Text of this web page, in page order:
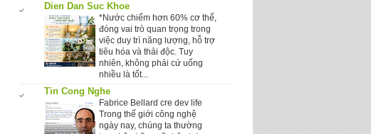
Dien Dan Suc Khoe
*Nước chiếm hơn 60% cơ thể,
đóng vai trò quan trọng trong
việc duy trì năng lượng, hỗ trợ
tiêu hóa và thải độc. Tuy
nhiên, không phải cứ uống
nhiều là tốt...
Tin Cong Nghe
Fabrice Bellard cre dev life
Trong thế giới công nghệ
ngày nay, chúng ta thường